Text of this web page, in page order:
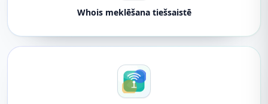
Whois meklēšana tiešsaistē